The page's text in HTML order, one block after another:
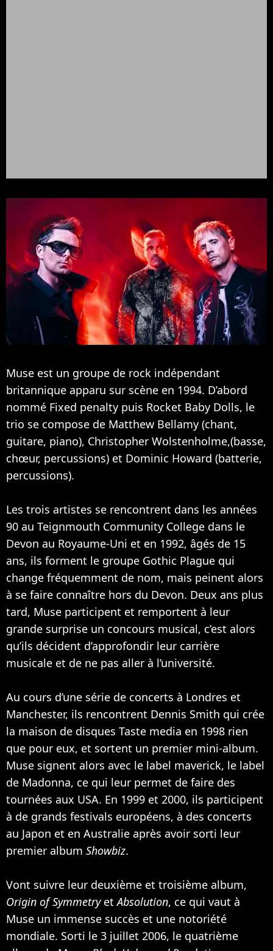
Muse est un groupe de rock indépendant
britannique apparu sur scène en 1994. D’abord
nommé Fixed penalty puis Rocket Baby Dolls, le
trio se compose de Matthew Bellamy (chant,
guitare, piano), Christopher Wolstenholme,(basse,
chœur, percussions) et Dominic Howard (batterie,
percussions).
Les trois artistes se rencontrent dans les années
90 au Teignmouth Community College dans le
Devon au Royaume-Uni et en 1992, âgés de 15
ans, ils forment le groupe Gothic Plague qui
change fréquemment de nom, mais peinent alors
à se faire connaître hors du Devon. Deux ans plus
tard, Muse participent et remportent à leur
grande surprise un concours musical, c’est alors
qu’ils décident d’approfondir leur carrière
musicale et de ne pas aller à l’université.
Au cours d’une série de concerts à Londres et
Manchester, ils rencontrent Dennis Smith qui crée
la maison de disques Taste media en 1998 rien
que pour eux, et sortent un premier mini-album.
Muse signent alors avec le label maverick, le label
de Madonna, ce qui leur permet de faire des
tournées aux USA. En 1999 et 2000, ils participent
à de grands festivals européens, à des concerts
au Japon et en Australie après avoir sorti leur
premier album Showbiz.
Vont suivre leur deuxième et troisième album,
Origin of SymmetryetAbsolution, ce qui vaut à
Muse un immense succès et une notoriété
mondiale. Sorti le 3 juillet 2006, le quatrième